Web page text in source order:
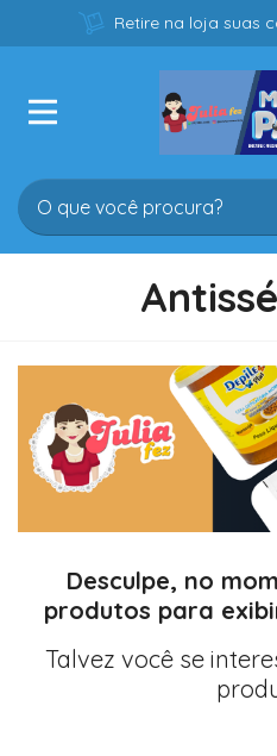
Retire na loja suas
Desculpe, no
produtos para
Talvez você se